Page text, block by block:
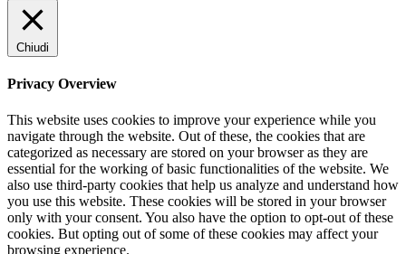
Chiudi
Privacy Overview
This website uses cookies to improve your experience while you
navigate through the website. Out of these, the cookies that are
categorized as necessary are stored on your browser as they are
essential for the working of basic functionalities of the website. We
also use third-party cookies that help us analyze and understand how
you use this website. These cookies will be stored in your browser
only with your consent. You also have the option to opt-out of these
cookies. But opting out of some of these cookies may affect your
browsing experience.